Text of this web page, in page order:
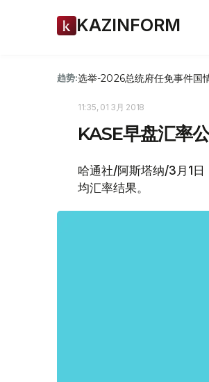
KAZINFORM
趋势:选举-2026总统府任免事件国
11:35, 01 3月 2018
KASE早盘汇率
哈通社/阿斯塔纳/3月1
均汇率结果。